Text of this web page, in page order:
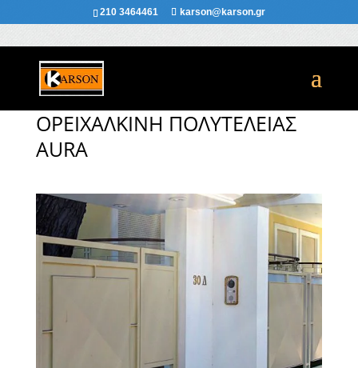
210 3464461 karson@karson.gr
ΟΡEIΧΑΛΚΙΝΗ ΠΟΛΥΤΕΛΕΙΑΣ
AURA